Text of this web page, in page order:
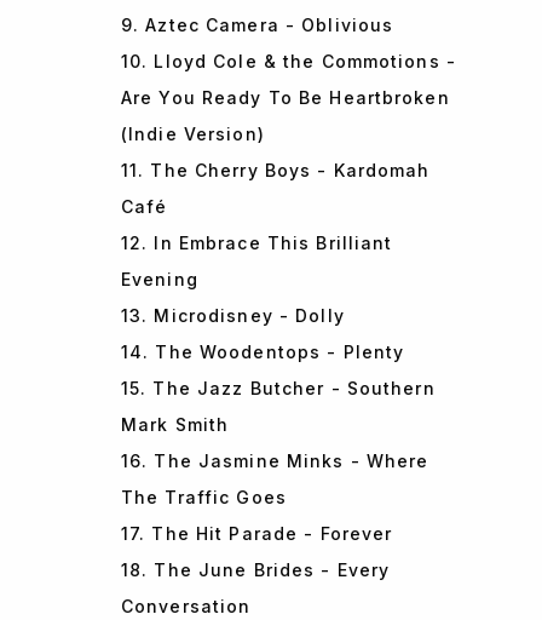
9. Aztec Camera - Oblivious
10. Lloyd Cole & the Commotions -
Are You Ready To Be Heartbroken
(Indie Version)
11. The Cherry Boys - Kardomah
Café
12. In Embrace This Brilliant
Evening
13. Microdisney - Dolly
14. The Woodentops - Plenty
15. The Jazz Butcher - Southern
Mark Smith
16. The Jasmine Minks - Where
The Traffic Goes
17. The Hit Parade - Forever
18. The June Brides - Every
Conversation